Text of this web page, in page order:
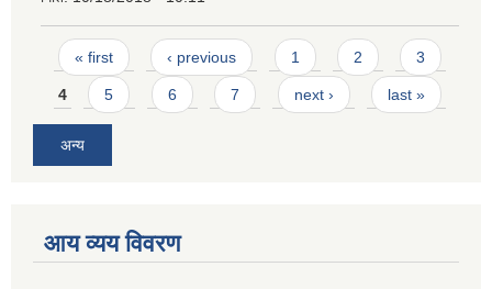
Pages
« first ‹ previous 1 2 3
4 5 6 7 next › last »
अन्य
आय व्यय विवरण